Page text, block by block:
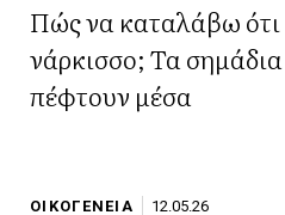
Πώς να καταλάβω ότι
νάρκισσο; Τα
πέφτουν μέσα
ΟΙΚΟΓΕΝΕΙΑ 12.05.26